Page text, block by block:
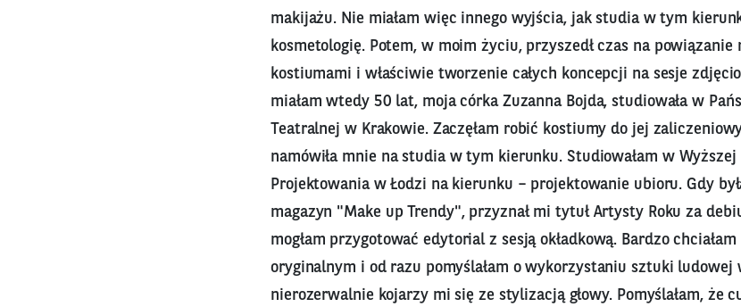
makijażu. Nie miałam więc innego wyjścia, jak studia w tym
kosmetologię. Potem, w moim życiu, przyszedł czas na
kostiumami i właściwie tworzenie całych koncepcji na sesje
miałam wtedy 50 lat, moja córka Zuzanna Bojda, studiowała w
Teatralnej w Krakowie. Zaczęłam robić kostiumy do jej
namówiła mnie na studia w tym kierunku. Studiowałam w
Projektowania w Łodzi na kierunku – projektowanie ubioru. Gdy
magazyn "Make up Trendy", przyznał mi tytuł Artysty Roku za
mogłam przygotować edytorial z sesją okładkową. Bardzo
oryginalnym i od razu pomyślałam o wykorzystaniu sztuki ludowej
nierozerwalnie kojarzy mi się ze stylizacją głowy. Pomyślałam, że